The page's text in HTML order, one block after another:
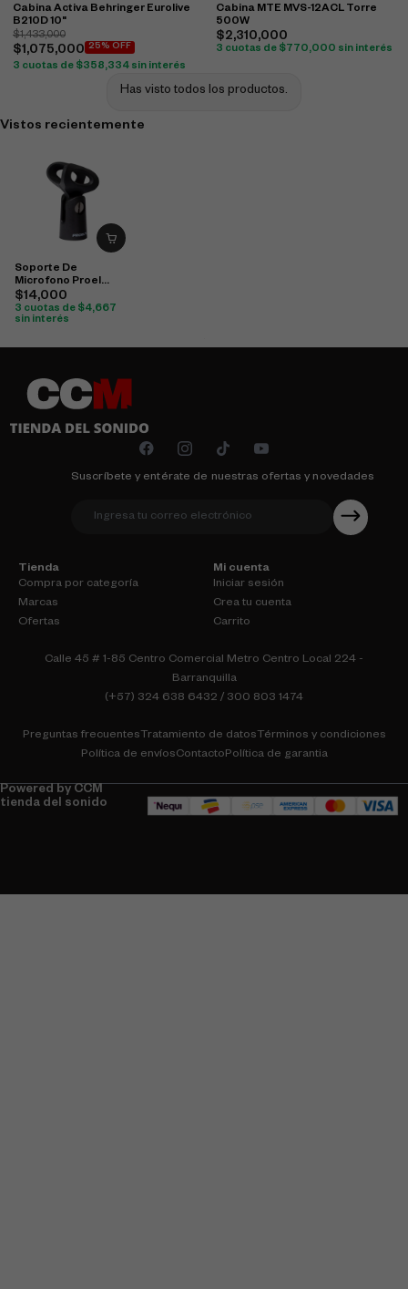
Cabina Activa Behringer Eurolive
B210D 10"
$1,433,000
$1,075,000 25% OFF
3 cuotas de $358,334 sin interés
Cabina MTE MVS-12ACL Torre
500W
$2,310,000
3 cuotas de $ 770,000 sin interés
Has visto todos los productos.
Vistos recientemente
Soporte De
Microfono Proel
Pequeño Apm35S
$14,000
3 cuotas de $4,667
sin interés
Suscríbete y entérate de nuestras ofertas y novedades
Tienda
Compra por categoría
Marcas
Ofertas
Mi cuenta
Iniciar sesión
Crea tu cuenta
Carrito
Calle 45 # 1-85 Centro Comercial Metro Centro Local 224 -
Barranquilla
(+57) 324 638 6432 / 300 803 1474
Preguntas frecuentes Tratamiento de datos Términos y condiciones
Política de envíosContactoPolítica de garantia
Powered by CCM
tienda del sonido